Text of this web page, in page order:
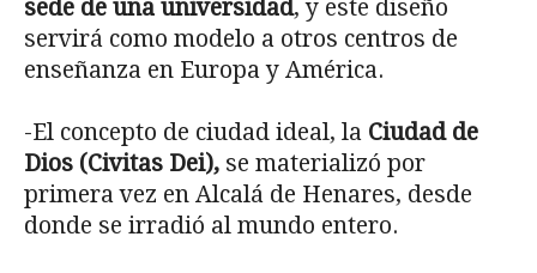
sede de una universidad, y este diseño
servirá como modelo a otros centros de
enseñanza en Europa y América.
-El concepto de ciudad ideal, la Ciudad de
Dios (Civitas Dei), se materializó por
primera vez en Alcalá de Henares, desde
donde se irradió al mundo entero.